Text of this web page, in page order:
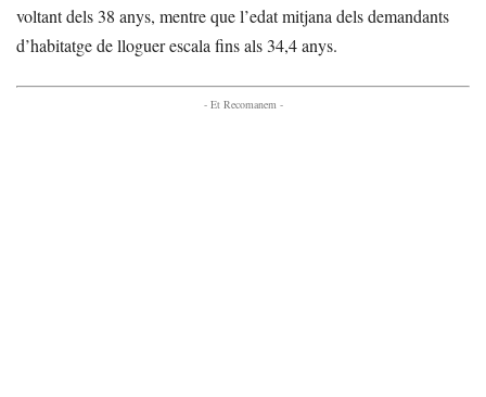
voltant dels 38 anys, mentre que l’edat mitjana dels demandants
d’habitatge de lloguer escala fins als 34,4 anys.
- Et Recomanem -